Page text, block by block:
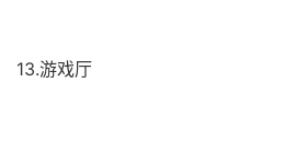
13.游戏厅